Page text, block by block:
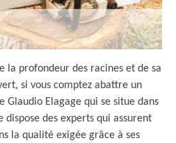
la profondeur des racines et de sa
si vous comptez abattre un
Glaudio Elagage qui se situe dans
dispose des experts qui assurent
la qualité exigée grâce à ses